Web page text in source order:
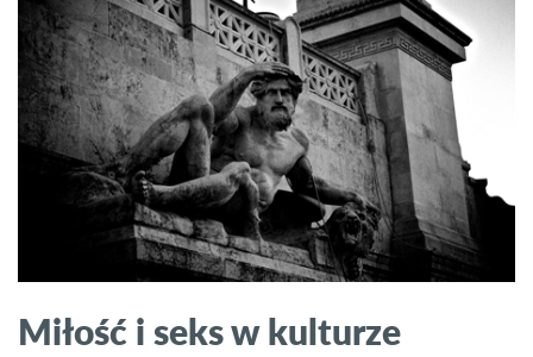
Miłość i seks w kulturze